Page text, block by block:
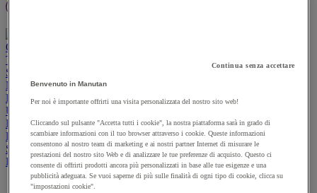
Offerte
Traccia il tuo ordine
Sicurezza e salute
Magazzino
Igiene
Ufficio e smart working
Imballaggio e contenitori
Forniture industriali e utensili
Spazi esterni
Ristorazione
Home page
Continua senza accettare
Benvenuto in Manutan
Per noi è importante offrirti una visita personalizzata del nostro sito web!
Cliccando sul pulsante "Accetta tutti i cookie", la nostra piattaforma sarà in grado di
scambiare informazioni con il tuo browser attraverso i cookie. Queste informazioni
consentono al nostro team di marketing e ai nostri partner Internet di misurare le
prestazioni del nostro sito Web e di analizzare le tue preferenze di acquisto. Questo ci
consente di offrirti prodotti ancora più personalizzati in base alle tue esigenze e una
pubblicità adeguata. Se vuoi saperne di più sulle finalità di ogni tipo di cookie, clicca su
"impostazioni cookie".